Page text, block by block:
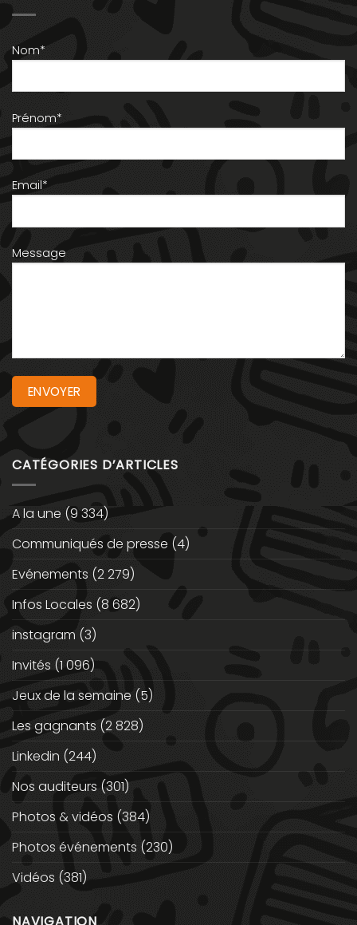
Nom*
Prénom*
Email*
Message
CATÉGORIES D’ARTICLES
A la une (9 334)
Communiqués de presse (4)
Evénements (2 279)
Infos Locales (8 682)
instagram (3)
Invités (1 096)
Jeux de la semaine (5)
Les gagnants (2 828)
Linkedin (244)
Nos auditeurs (301)
Photos & vidéos (384)
Photos événements (230)
Vidéos (381)